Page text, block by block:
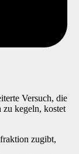
Versuch, die
zu kegeln, kostet
zugibt,